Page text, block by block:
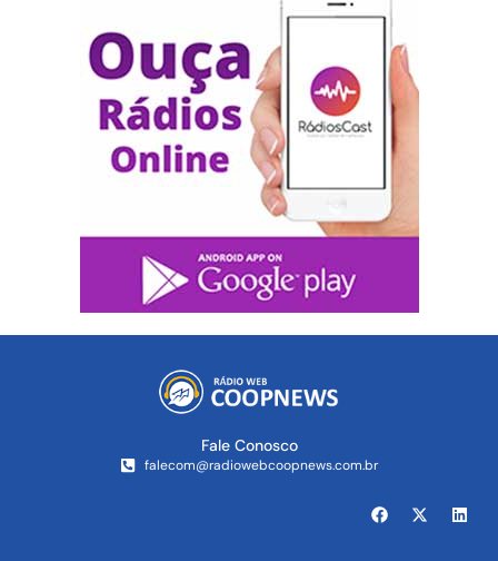
Fale Conosco
falecom@radiowebcoopnews.com.br